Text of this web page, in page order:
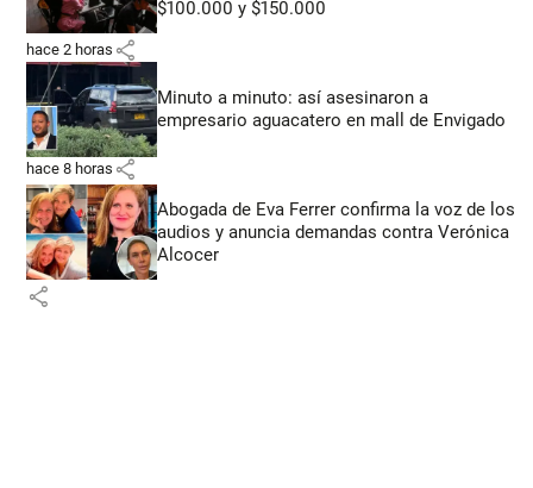
$100.000 y $150.000
hace 2 horas share
Minuto a minuto: así asesinaron a
empresario aguacatero en mall de Envigado
hace 8 horas share
Abogada de Eva Ferrer confirma la voz de los
audios y anuncia demandas contra Verónica
Alcocer
share